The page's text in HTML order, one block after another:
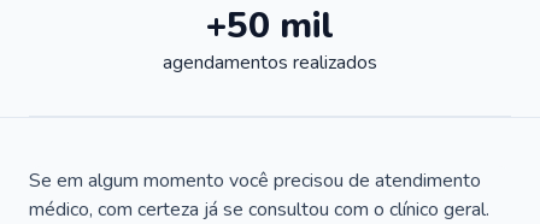
+50 mil
agendamentos realizados
Se em algum momento você precisou de atendimento
médico, com certeza já se consultou com o clínico geral.